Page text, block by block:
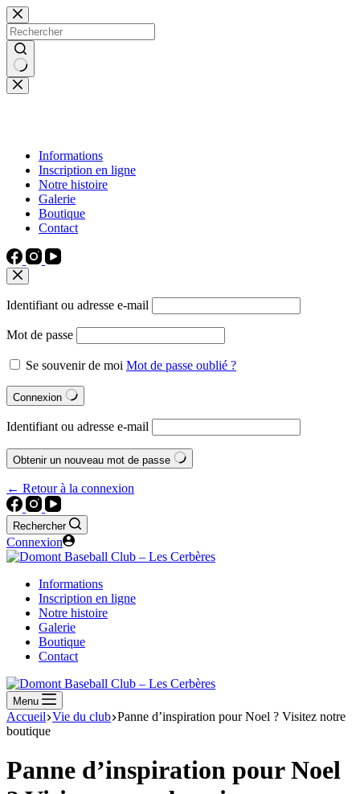
Passer
au
contenu
Aucun
résultat
Informations
Inscription en ligne
Notre histoire
Galerie
Boutique
Contact
Identifiant ou adresse e-mail
Mot de passe
Se souvenir de moi Mot de passe oublié ?
Connexion
Identifiant ou adresse e-mail
Obtenir un nouveau mot de passe
← Retour à la connexion
Rechercher
Connexion
Informations
Inscription en ligne
Notre histoire
Galerie
Boutique
Contact
Menu
Accueil Vie du club Panne d’inspiration pour Noel ? Visitez notre
boutique
Panne d’inspiration pour Noel